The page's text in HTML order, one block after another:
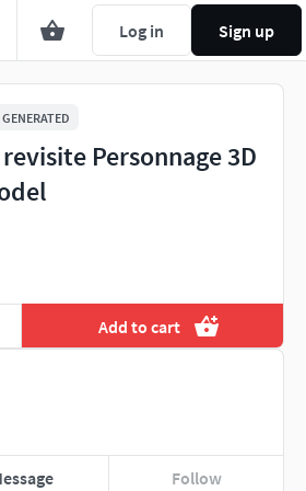
Log in Sign up
Personnage 3D
Add to cart
Follow